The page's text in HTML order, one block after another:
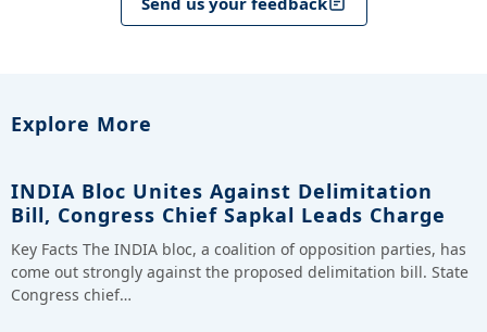
Explore More
INDIA Bloc Unites Against Delimitation
Bill, Congress Chief Sapkal Leads Charge
Key Facts The INDIA bloc, a coalition of opposition parties, has
come out strongly against the proposed delimitation bill. State
Congress chief…